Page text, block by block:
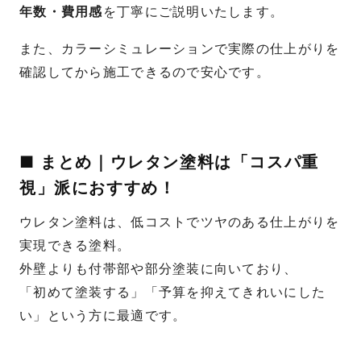
年数・費用感 を丁寧にご説明いたします。
また、カラーシミュレーションで実際の仕上がりを
確認してから施工できるので安心です。
■ まとめ｜ウレタン塗料は「コスパ重
視」派におすすめ！
ウレタン塗料は、低コストでツヤのある仕上がりを
実現できる塗料。
外壁よりも付帯部や部分塗装に向いており、
「初めて塗装する」「予算を抑えてきれいにした
い」という方に最適です。